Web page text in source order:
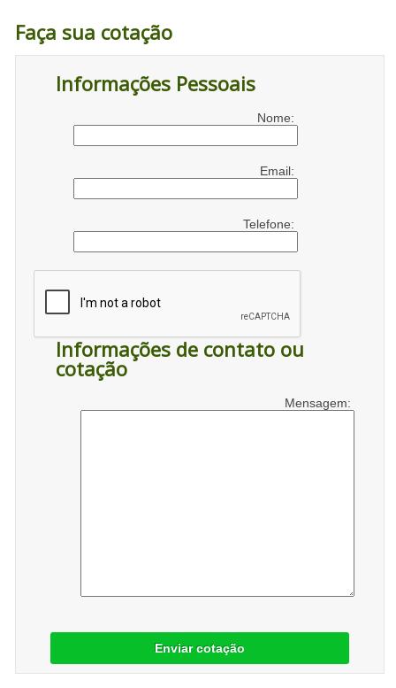
Faça sua cotação
Informações Pessoais
Nome:
Email:
Telefone:
Informações de contato ou
cotação
Mensagem:
Enviar cotação